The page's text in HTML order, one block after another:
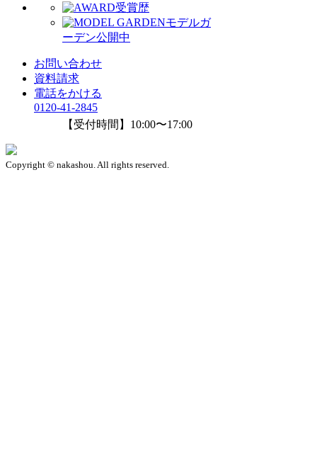
受賞歴
モデルガ
ーデン公開中
お問い合わせ
資料請求
電話をかける
0120-41-2845
【受付時間】10:00〜17:00
Copyright © nakashou. All rights reserved.